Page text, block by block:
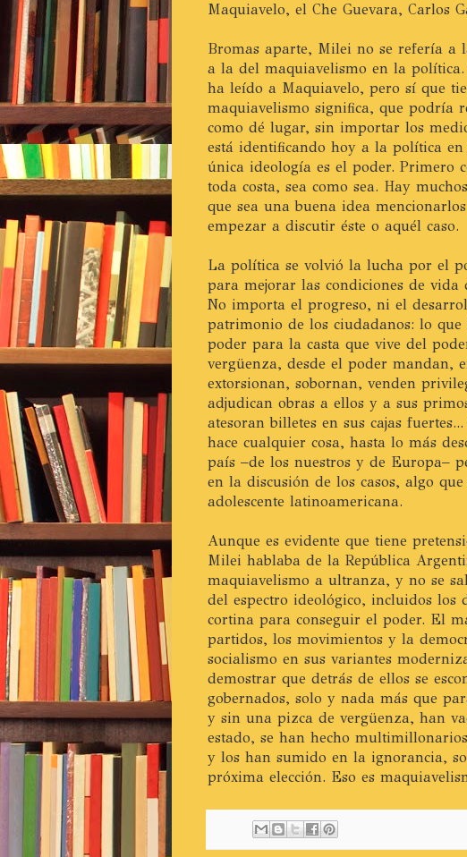
Maquiavelo, el Che Guevara, Carlos
Bromas aparte, Milei no se refería a
a la del maquiavelismo en la
ha leído a Maquiavelo, pero sí que
maquiavelismo significa, que podría
como dé lugar, sin importar los
está identificando hoy a la política
única ideología es el poder. Primero
toda costa, sea como sea. Hay
que sea una buena idea
empezar a discutir éste o aquél caso.
La política se volvió la lucha por el
para mejorar las condiciones de vida
No importa el progreso, ni el
patrimonio de los ciudadanos: lo
poder para la casta que vive del
vergüenza, desde el poder mandan,
extorsionan, sobornan, venden
adjudican obras a ellos y a sus
atesoran billetes en sus cajas
hace cualquier cosa, hasta lo más
país –de los nuestros y de Europa–
en la discusión de los casos, algo
adolescente latinoamericana.
Aunque es evidente que tiene
Milei hablaba de la República
maquiavelismo a ultranza, y no se
del espectro ideológico, incluidos los
cortina para conseguir el poder. El
partidos, los movimientos y la
socialismo en sus variantes
demostrar que detrás de ellos se
gobernados, solo y nada más que
y sin una pizca de vergüenza, han
estado, se han hecho
y los han sumido en la ignorancia,
próxima elección. Eso es